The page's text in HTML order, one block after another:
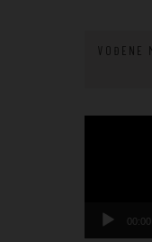
VOĐENE
00:00